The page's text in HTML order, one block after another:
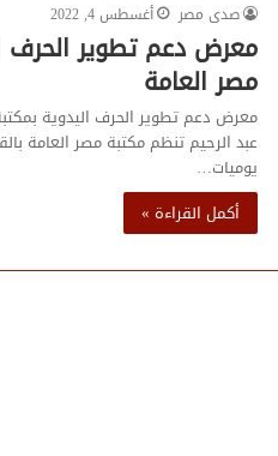
صدى مصر
أغسطس 4, 2022
معرض دعم تطوير الحرف
مصر العامة
معرض دعم تطوير الحرف اليدوية
عبد الرحيم تنظم مكتبة مصر العامة
يوميات…
أكمل القراءة »